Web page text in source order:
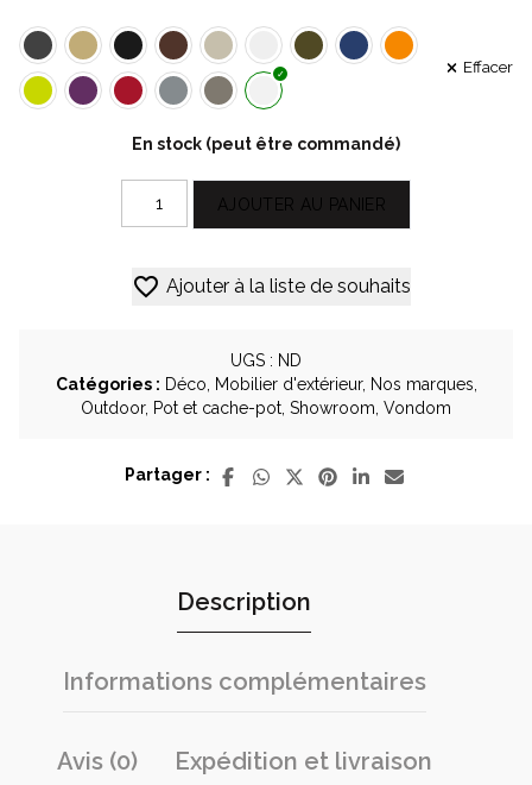
Effacer
En stock (peut être commandé)
Ø40
-
intérieur
AJOUTER AU PANIER
Ajouter à la liste de souhaits
UGS : ND
Catégories : Déco Mobilier d'extérieur, Nos marques
Outdoor, Pot et cache-pot Showroom Vondom
Partager :
Description
Informations complémentaires
Avis (0) Expédition et livraison